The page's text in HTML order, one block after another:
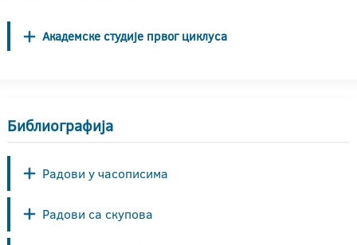
Академске студије првог циклуса
Библиографија
Радови у часописима
Радови са скупова